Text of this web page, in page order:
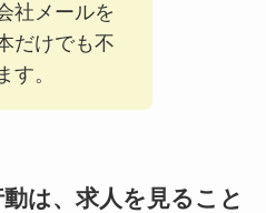
社メールを
だけでも不
す。
は、求人を見ること